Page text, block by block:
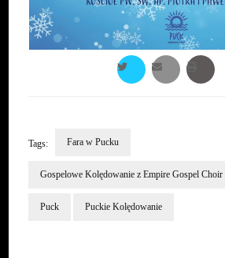
Tags: Fara w Pucku
Gospelowe Kolędowanie z Empire Gospel Choir
Puck Puckie Kolędowanie